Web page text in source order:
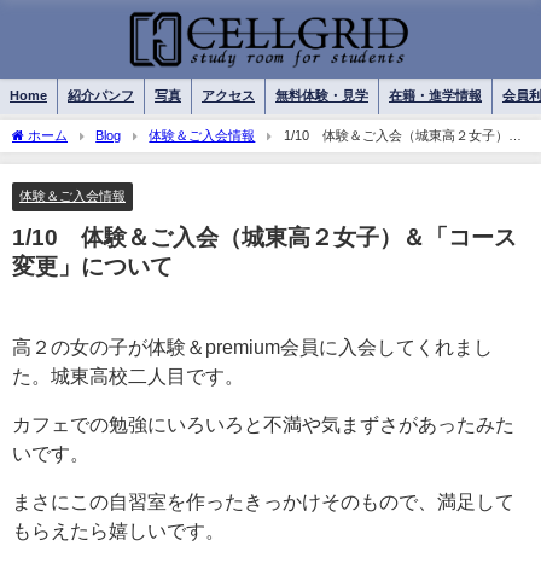
Home 紹介パンフ 写真 アクセス 無料体験・見学 在籍・進学情報 会員
ホーム Blog 体験＆ご入会情報
1/10 体験＆ご入会（城東高２女子）＆
「コース変更」について
体験＆ご入会情報
1/10 体験＆ご入会（城東高２女子）＆「コース
変更」について
高２の女の子が体験＆premium会員に入会してくれまし
た。城東高校二人目です。
カフェでの勉強にいろいろと不満や気まずさがあったみた
いです。
まさにこの自習室を作ったきっかけそのもので、満足して
もらえたら嬉しいです。